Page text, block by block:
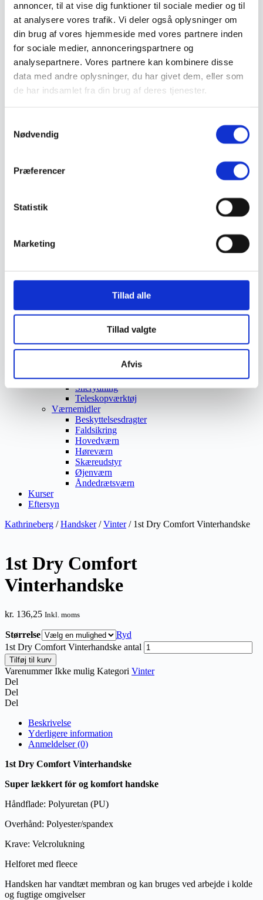
annoncer, til at vise dig funktioner til sociale medier og til
at analysere vores trafik. Vi deler også oplysninger om
din brug af vores hjemmeside med vores partnere inden
for sociale medier, annonceringspartnere og
analysepartnere. Vores partnere kan kombinere disse
data med andre oplysninger, du har givet dem, eller som
de har indsamlet fra din brug af deres tjenester.
Nødvendig
Præferencer
Statistik
Marketing
Tillad alle
Tillad valgte
Afvis
Støvlet
Valg af sikkerhedssko
Stiger
Skilte
Advarselsskilte
Brandskilte
Cykeloprydning
Forbudsskilte
Sundhedsmiljø
Vejmaling
Ukrudtsbekæmpelse
Vaskeri Produkter
Værktøj
Affaldsudstyr
Beskæresaks
Grensaks
Save
Snerydning
Teleskopværktøj
Værnemidler
Beskyttelsesdragter
Faldsikring
Hovedværn
Høreværn
Skæreudstyr
Øjenværn
Åndedrætsværn
Kurser
Eftersyn
Kathrineberg /Handsker/Vinter/ 1st Dry Comfort Vinterhandske
1st Dry Comfort
Vinterhandske
kr. 136,25 Inkl. moms
Størrelse
Ryd
1st Dry Comfort Vinterhandske antal
Tilføj til kurv
VarenummerIkke mulig Kategori Vinter
Del
Del
Del
Beskrivelse
Yderligere information
Anmeldelser (0)
1st Dry Comfort Vinterhandske
Super lækkert fór og komfort handske
Håndflade: Polyuretan (PU)
Overhånd: Polyester/spandex
Krave: Velcrolukning
Helforet med fleece
Handsken har vandtæt membran og kan bruges ved arbejde i kolde
og fugtige omgivelser